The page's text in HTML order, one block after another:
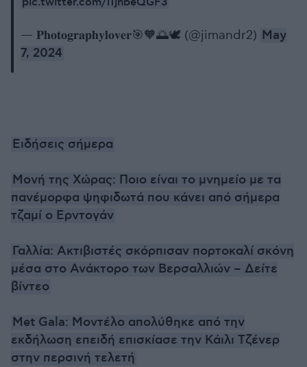
— 𝐏𝐡𝐨𝐭𝐨𝐠𝐫𝐚𝐩𝐡𝐲𝐥𝐨𝐯𝐞𝐫🎯🧡🌅🕊 (@jimandr2) May
7, 2024
Ειδήσεις σήμερα
Μονή της Χώρας: Ποιο είναι το μνημείο με τα
πανέμορφα ψηφιδωτά που κάνει από σήμερα
τζαμί ο Ερντογάν
Γαλλία: Ακτιβιστές σκόρπισαν πορτοκαλί σκόνη
μέσα στο Ανάκτορο των Βερσαλλιών – Δείτε
βίντεο
Met Gala: Μοντέλο απολύθηκε από την
εκδήλωση επειδή επισκίασε την Κάιλι Τζένερ
στην περσινή τελετή